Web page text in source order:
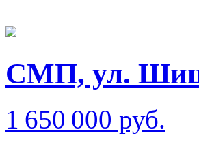
СМП, ул.
1 650 000 руб.